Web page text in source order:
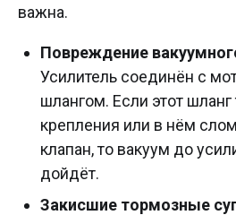
важна.
Повреждение
Усилитель соединён с
шлангом. Если этот шланг
крепления или в нём
клапан, то вакуум до
дойдёт.
Закисшие тормозные